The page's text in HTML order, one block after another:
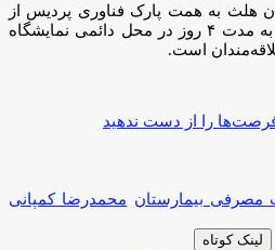
هلث به همت پارک فناوری پردیس از
روز شنبه ۲۹ اردیبهشت ۱۴۰۳ به مدت ۴ روز در محل دائمی نمایشگاه
است.
را از دست ندهید
مصرفی بیمارستان‌ محمدرضا کمپانی
لینک کوتاه